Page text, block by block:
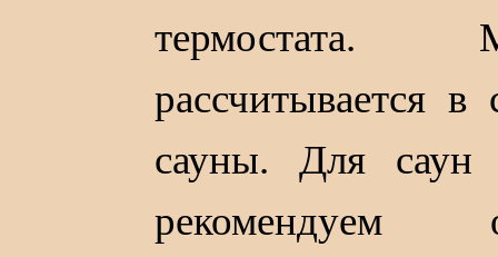
термостата.
рассчитывается в
сауны. Для
рекомендуем